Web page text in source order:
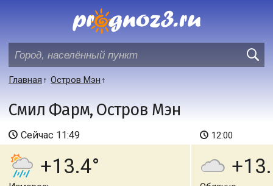
Главная Остров Мэн
Смил Фарм, Остров Мэн
Сейчас 11:49
+13.4
12:00